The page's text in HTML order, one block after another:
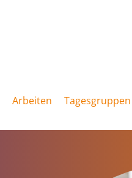
Arbeiten Tagesgruppen